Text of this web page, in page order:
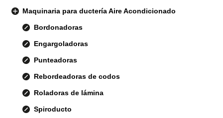
Maquinaria para ductería Aire Acondicionado
Bordonadoras
Engargoladoras
Punteadoras
Rebordeadoras de codos
Roladoras de lámina
Spiroducto